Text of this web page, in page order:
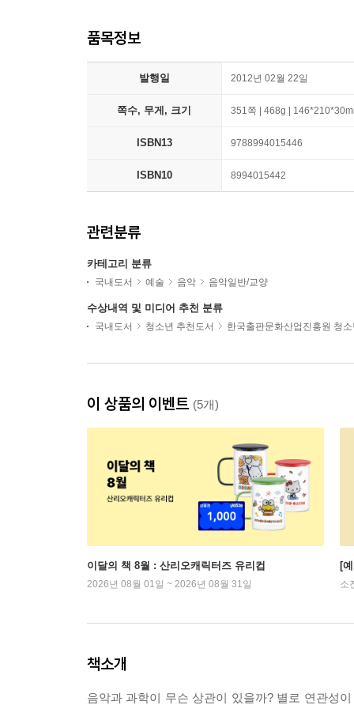
품목정보
발행일 2012년 02월 22일
쪽수, 무게, 크기 351쪽 | 468g |
ISBN13 9788994015446
ISBN10 8994015442
관련분류
카테고리 분류
국내도서 예술 음악 음악일반/교양
수상내역 및 미디어 추천 분류
국내도서 청소년 추천도서 한국출판문화산업진흥원 청
이 상품의 이벤트 (5개)
이달의 책 8월 : 산리오캐릭터즈 유리컵
2026년 08월 01일 ~ 2026년 08월 31일
[
소
책소개
음악과 과학이 무슨 상관이 있을까? 별로 연관성